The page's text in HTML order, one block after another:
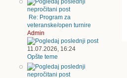
Re: Program za
veteranske/open turnire
Admin
11.07.2026, 16:24
Opšte teme